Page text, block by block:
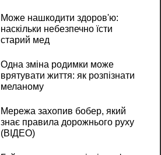
Може нашкодити здоров'ю:
наскільки небезпечно їсти
старий мед
Одна зміна родимки може
врятувати життя: як розпізнати
меланому
Мережа захопив бобер, який
знає правила дорожнього руху
(ВІДЕО)